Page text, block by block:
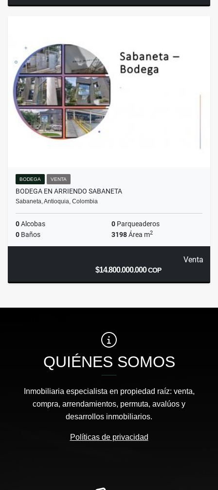
BODEGA VENTA
BODEGA EN ARRIENDO SABANETA
Sabaneta, Antioquia, Colombia
0Alcobas 0 Parqueaderos
0 Baños 3198Área m2
Venta
$14.800.000.000COP
QUIÉNES SOMOS
Inmobiliaria especialista en propiedad raíz: venta,
compra, arrendamientos, permuta, avalúos y
desarrollos inmobiliarios.
Políticas de privacidad